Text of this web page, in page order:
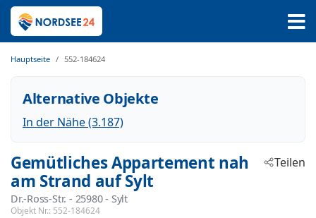
Hauptseite 552-184624
Alternative Objekte
In der Nähe (3.187)
Gemütliches Appartement nah
am Strand auf Sylt
Dr.-Ross-Str. - 25980 - Sylt
Objekt Nr.: 552-184624
Teilen